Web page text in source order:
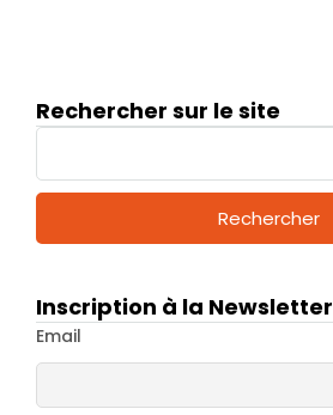
Rechercher sur le site
Inscription à la Newsletter
Email